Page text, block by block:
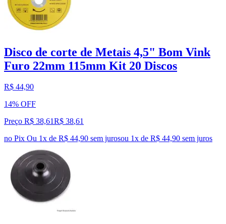
Disco de corte de Metais 4,5" Bom Vink
Furo 22mm 115mm Kit 20 Discos
R$ 44,90
14% OFF
Preço R$ 38,61R$ 38,61
no Pix Ou 1x de R$ 44,90 sem jurosou 1x de R$ 44,90 sem juros